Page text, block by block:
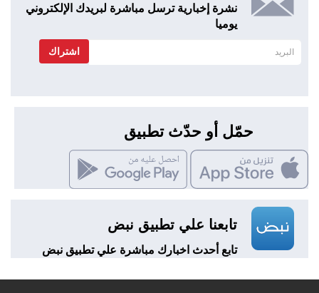
نشرة إخبارية ترسل مباشرة لبريدك الإلكتروني
يوميا
اشتراك
حمّل أو حدّث تطبيق
تابعنا علي تطبيق نبض
تابع أحدث اخبارك مباشرة علي تطبيق نبض